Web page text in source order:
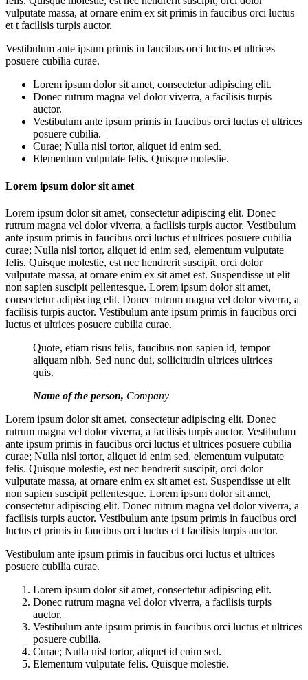
vulputate massa, at ornare enim ex sit primis in faucibus orci luctus
et t facilisis turpis auctor.
Vestibulum ante ipsum primis in faucibus orci luctus et ultrices
posuere cubilia curae.
Lorem ipsum dolor sit amet, consectetur adipiscing elit.
Donec rutrum magna vel dolor viverra, a facilisis turpis
auctor.
Vestibulum ante ipsum primis in faucibus orci luctus et ultrices
posuere cubilia.
Curae; Nulla nisl tortor, aliquet id enim sed.
Elementum vulputate felis. Quisque molestie.
Lorem ipsum dolor sit amet
Lorem ipsum dolor sit amet, consectetur adipiscing elit. Donec
rutrum magna vel dolor viverra, a facilisis turpis auctor. Vestibulum
ante ipsum primis in faucibus orci luctus et ultrices posuere cubilia
curae; Nulla nisl tortor, aliquet id enim sed, elementum vulputate
felis. Quisque molestie, est nec hendrerit suscipit, orci dolor
vulputate massa, at ornare enim ex sit amet est. Suspendisse ut elit
non sapien suscipit pellentesque. Lorem ipsum dolor sit amet,
consectetur adipiscing elit. Donec rutrum magna vel dolor viverra, a
facilisis turpis auctor. Vestibulum ante ipsum primis in faucibus orci
luctus et ultrices posuere cubilia curae.
Quote, etiam risus felis, faucibus non sapien id, tempor
aliquam nibh. Sed nunc dui, sollicitudin ultrices ultrices
quis.
Name of the person, Company
Lorem ipsum dolor sit amet, consectetur adipiscing elit. Donec
rutrum magna vel dolor viverra, a facilisis turpis auctor. Vestibulum
ante ipsum primis in faucibus orci luctus et ultrices posuere cubilia
curae; Nulla nisl tortor, aliquet id enim sed, elementum vulputate
felis. Quisque molestie, est nec hendrerit suscipit, orci dolor
vulputate massa, at ornare enim ex sit amet est. Suspendisse ut elit
non sapien suscipit pellentesque. Lorem ipsum dolor sit amet,
consectetur adipiscing elit. Donec rutrum magna vel dolor viverra, a
facilisis turpis auctor. Vestibulum ante ipsum primis in faucibus orci
luctus et primis in faucibus orci luctus et t facilisis turpis auctor.
Vestibulum ante ipsum primis in faucibus orci luctus et ultrices
posuere cubilia curae.
Lorem ipsum dolor sit amet, consectetur adipiscing elit.
Donec rutrum magna vel dolor viverra, a facilisis turpis
auctor.
Vestibulum ante ipsum primis in faucibus orci luctus et ultrices
posuere cubilia.
Curae; Nulla nisl tortor, aliquet id enim sed.
Elementum vulputate felis. Quisque molestie.